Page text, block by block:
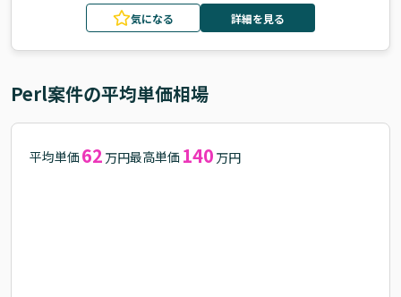
気になる 詳細を見る
Perl案件の平均単価相場
平均単価 62 万円最高単価 140 万円